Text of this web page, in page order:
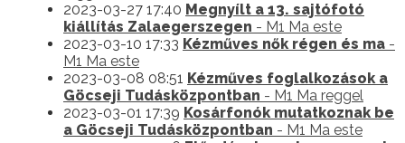
2023-03-27 17:40 Megnyílt a 13. sajtófotó
kiállítás Zalaegerszegen - M1 Ma este
2023-03-10 17:33 Kézműves nők régen és ma -
M1 Ma este
2023-03-08 08:51 Kézműves foglalkozások a
Göcseji Tudásközpontban - M1 Ma reggel
2023-03-01 17:39 Kosárfonók mutatkoznak be
a Göcseji Tudásközpontban - M1 Ma este